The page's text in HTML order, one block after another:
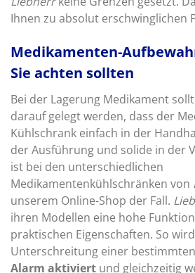
Ihnen zu absolut erschwinglichen
Medikamenten-
Sie achten sollten
Bei der Lagerung Medikament
darauf gelegt werden, dass der
Kühlschrank einfach in der
der Ausführung und solide in der
ist bei den unterschiedlichen
Medikamentenkühlschränken von
unserem Online-Shop der Fall.
ihren Modellen eine hohe
praktischen Eigenschaften. So
Unterschreitung einer
Alarm aktiviert und gleichzeitig